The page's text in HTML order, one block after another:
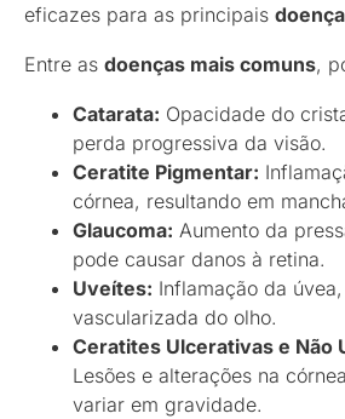
eficazes para as principais
Entre as doenças mais comuns,
Catarata: Opacidade do
perda progressiva da visão.
Ceratite Pigmentar:
córnea, resultando em
Glaucoma: Aumento da
pode causar danos à retina.
Uveítes: Inflamação da
vascularizada do olho.
Ceratites Ulcerativas e Não
Lesões e alterações na
variar em gravidade.